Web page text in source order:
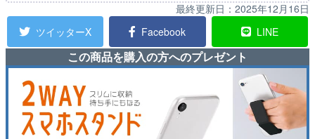
最終更新日： 2025年12月16日
ツイッターX
Facebook LINE
この商品を購入の方へのプレゼント